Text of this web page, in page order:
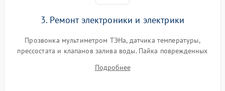
3. Ремонт электроники и электрики
Прозвонка мультиметром ТЭНа, датчика температуры,
прессостата и клапанов залива воды. Пайка поврежденных
Восстановление целостности проводки и контактов.
Подробнее